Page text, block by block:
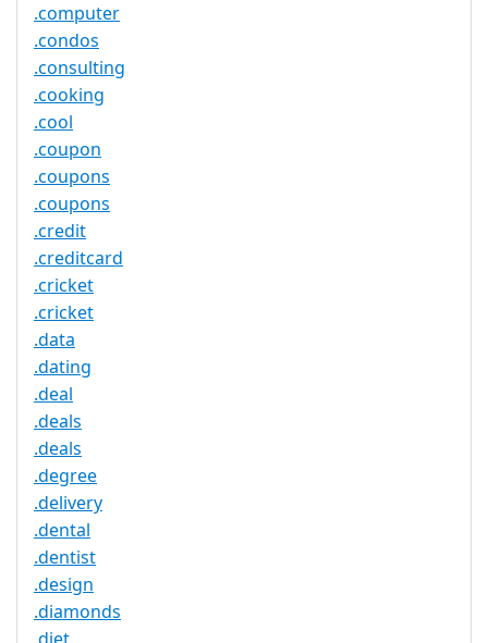
.computer
.condos
.consulting
.cooking
.cool
.coupon
.coupons
.coupons
.credit
.creditcard
.cricket
.cricket
.data
.dating
.deal
.deals
.deals
.degree
.delivery
.dental
.dentist
.design
.diamonds